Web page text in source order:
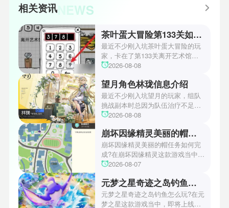
相关资讯NEWS
茶叶蛋大冒险第133关如何通关
最近不少刚入坑茶叶蛋大冒险的玩
家，卡在了第133关离开艺术馆，
对着上锁的大门和满屋子展品摸不
报被保安赶出去，要么对着墙上的
画盯半天也找不到密码，折腾好久
都摸不到通关的正确思路。很多人
试了十几种方法都卡在这里，一直
步骤。小编今天就来给大家详细讲
讲茶叶蛋大冒险第133关的通关方
法。
2026-08-08
望月角色林珑信息介绍
最近不少刚入坑望月的玩家，组队
挑战副本时总因为队伍治疗不足，
全员血线频繁告急，打高难首领战
试了好几个辅助角色都没找到兼顾
生存、持续回血、还能补输出的泛
用型人选，折腾了好久才发现城北
街听花说花店的巽风系角色林珑，
景的四星辅助天花板。今天就给大
家好好讲讲望月角色林珑的详细信
息。
2026-08-08
崩坏因缘精灵美丽的帽任务如何完成
崩坏因缘精灵美丽的帽任务如何完
成?在崩坏因缘精灵这款游戏当中，
这款游戏每天都会发布各种任务，
丽的帽是最近非常受欢迎的任务，
完成之后我们玩家不仅可以领取到
超多福利资源，还有可以解锁成就
2026-08-07
元梦之星奇迹之岛钓鱼玩法攻略
元梦之星奇迹之岛钓鱼怎么玩?在元
梦之星这款游戏当中，即将上线全